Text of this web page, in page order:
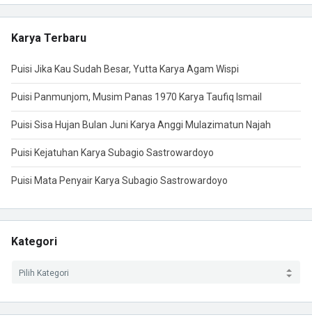
Karya Terbaru
Puisi Jika Kau Sudah Besar, Yutta Karya Agam Wispi
Puisi Panmunjom, Musim Panas 1970 Karya Taufiq Ismail
Puisi Sisa Hujan Bulan Juni Karya Anggi Mulazimatun Najah
Puisi Kejatuhan Karya Subagio Sastrowardoyo
Puisi Mata Penyair Karya Subagio Sastrowardoyo
Kategori